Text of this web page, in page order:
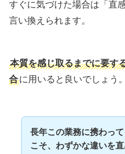
すぐに気づけた場合は「直
言い換えられます。
本質を感じ取るまでに要す
合に用いると良いでしょう。
長年この業務に携わっ
こそ、わずかな違いを